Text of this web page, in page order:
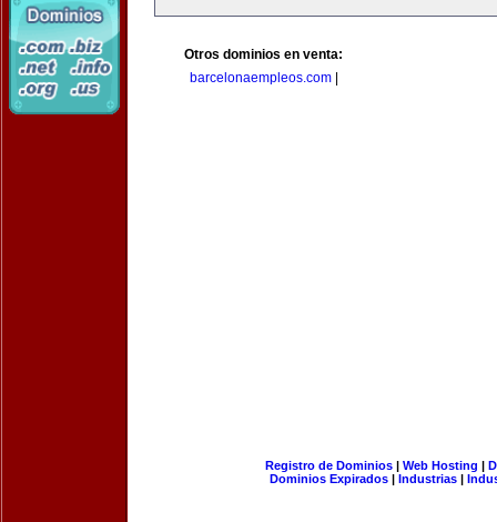
Otros dominios en venta:
barcelonaempleos.com|
Registro de Dominios| Web Hosting |
Dominios Expirados | Industrias |